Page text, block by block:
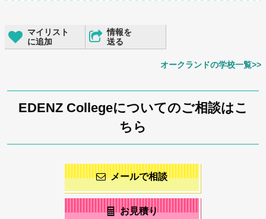
マイリスト
に追加
情報を
送る
オークランドの学校一覧>>
EDENZ Collegeについてのご相談はこ
ちら
メールで相談
お見積り